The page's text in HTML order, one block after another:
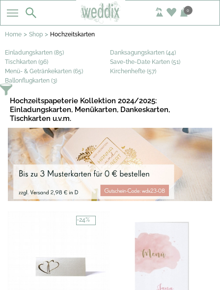
0
Home > Shop > Hochzeitskarten
Einladungskarten (85)
Danksagungskarten (44)
Tischkarten (96)
Save-the-Date Karten (51)
Menü- & Getränkekarten (65)
Kirchenhefte (57)
Ballonflugkarten (3)
Hochzeitspapeterie Kollektion 2024/2025:
Einladungskarten, Menükarten, Dankeskarten,
Tischkarten u.v.m.
-24%